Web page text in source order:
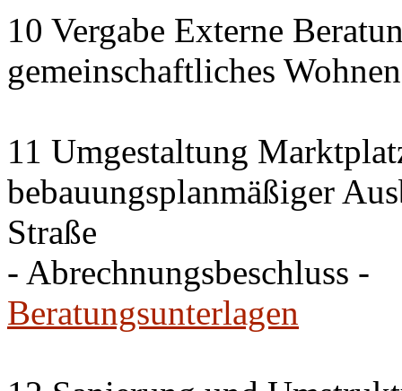
10 Vergabe Externe
gemeinschaftliches Wohnen
11 Umgestaltung
bebauungsplanmäßiger
Straße
- Abrechnungsbeschluss -
Beratungsunterlagen